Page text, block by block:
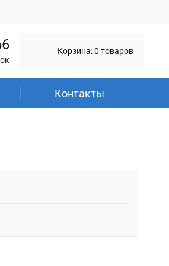
Корзина: 0 товаров
Контакты